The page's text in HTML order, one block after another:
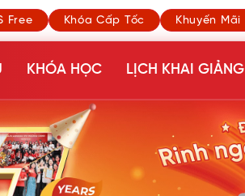
Free Khóa Cấp Tốc Khuyến Mãi
KHÓA HỌC LỊCH KHAI GIẢNG